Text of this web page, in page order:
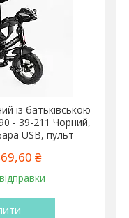
із батьківською
- 39-211 Чорний,
USB, пульт
₴